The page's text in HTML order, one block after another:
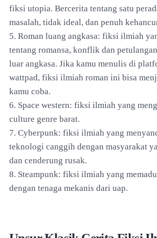
fiksi utopia. Bercerita tentang satu
masalah, tidak ideal, dan penuh
5. Roman luang angkasa: fiksi ilmiah
tentang romansa, konflik dan
luar angkasa. Jika kamu menulis di
wattpad, fiksi ilmiah roman ini bisa
kamu coba.
6. Space western: fiksi ilmiah yang
culture genre barat.
7. Cyberpunk: fiksi ilmiah yang
teknologi canggih dengan masyarakat
dan cenderung rusak.
8. Steampunk: fiksi ilmiah yang
dengan tenaga mekanis dari uap.